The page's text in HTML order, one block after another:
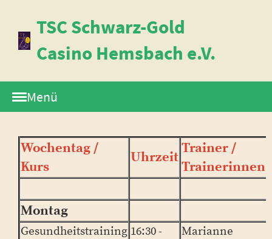
TSC Schwarz-Gold
Casino Hemsbach e.V.
Menü
Wochentag /
Kurs
Uhrzeit
Trainer /
Trainerinnen
Montag
Gesundheitstraining 16:30 -
Marianne